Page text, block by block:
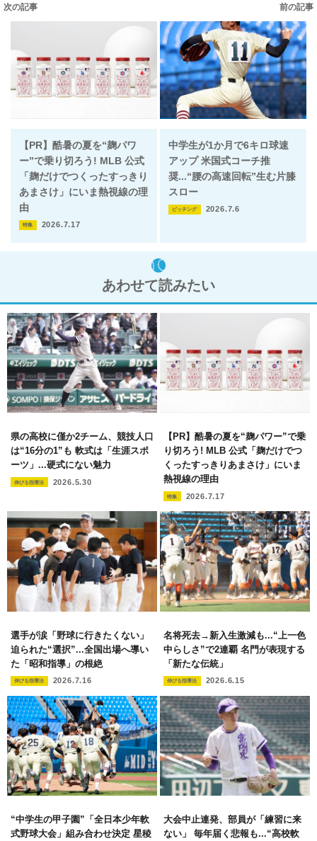
次の記事 前の記事
【PR】酷暑の夏を“麹パワ
ー”で乗り切ろう! MLB 公式
「麹だけでつくったすっきり
あまさけ」にいま熱視線の理
由
特集 2026.7.17
中学生が1か月で6キロ球速
アップ 米国式コーチ推
奨...“腰の高速回転”生む片膝
スロー
ピッチング 2026.7.6
あわせて読みたい
県の高校に僅か2チーム、競技人口
は“16分の1”も 軟式は「生涯スポ
ーツ」...硬式にない魅力
伸びる指導法 2026.5.30
【PR】酷暑の夏を“麹パワー”で乗
り切ろう! MLB 公式「麹だけでつ
くったすっきりあまさけ」にいま
熱視線の理由
特集 2026.7.17
選手が涙「野球に行きたくない」
迫られた“選択”...全国出場へ導い
た「昭和指導」の根絶
伸びる指導法 2026.7.16
名将死去→新入生激減も...“上一色
中らしさ”で2連覇 名門が表現する
「新たな伝統」
伸びる指導法 2026.6.15
“中学生の甲子園”「全日本少年軟
式野球大会」組み合わせ決定 星稜
大会中止連発、部員が「練習に来
ない」 毎年届く悲報も...“高校軟